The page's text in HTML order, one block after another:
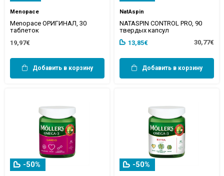
Menopace
Menopace ОРИГИНАЛ, 30
таблеток
19,97€
Добавить в корзину
NatAspin
NATASPIN CONTROL PRO, 90
твердых капсул
13,85€
30,77€
Добавить в корзину
-50% -50%